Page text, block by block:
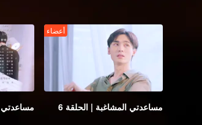
أعضاء
مساعدتي المشاغبة | الحلقة 6 مساعدتي